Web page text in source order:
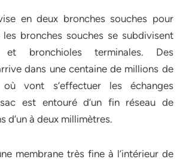
en deux bronches souches pour
bronches souches se subdivisent
et bronchioles terminales. Des
dans une centaine de millions de
où vont s’effectuer les échanges
est entouré d’un fin réseau de
d’un à deux millimètres.
membrane très fine à l’intérieur de